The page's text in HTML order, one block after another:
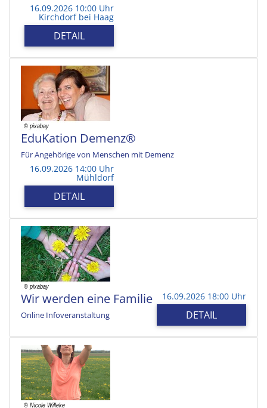
16.09.2026 10:00 Uhr
Kirchdorf bei Haag
DETAIL
EduKation Demenz®
Für Angehörige von Menschen mit Demenz
16.09.2026 14:00 Uhr
Mühldorf
DETAIL
Wir werden eine Familie
Online Infoveranstaltung
16.09.2026 18:00 Uhr
DETAIL